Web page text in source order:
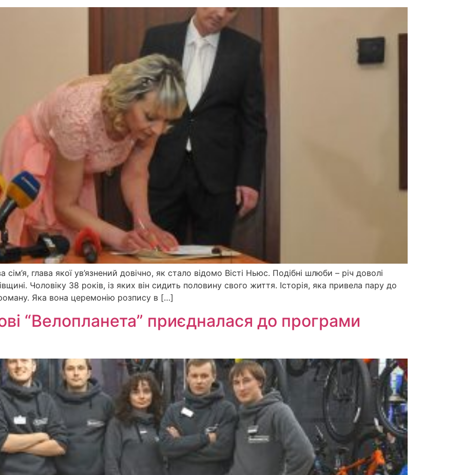
сім’я, глава якої ув’язнений довічно, як стало відомо Вісті Ньюс. Подібні шлюби – річ доволі
Чоловіку 38 років, із яких він сидить половину свого життя. Історія, яка привела пару до
Яка вона церемонію розпису в […]
“Велопланета” приєдналася до програми